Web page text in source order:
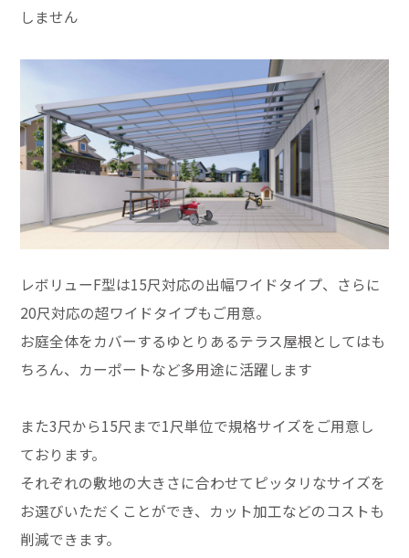
しません
レボリューF型は15尺対応の出幅ワイドタイプ、さらに
20尺対応の超ワイドタイプもご用意。
お庭全体をカバーするゆとりあるテラス屋根としてはも
ちろん、カーポートなど多用途に活躍します
また3尺から15尺まで1尺単位で規格サイズをご用意し
ております。
それぞれの敷地の大きさに合わせてピッタリなサイズを
お選びいただくことができ、カット加工などのコストも
削減できます。